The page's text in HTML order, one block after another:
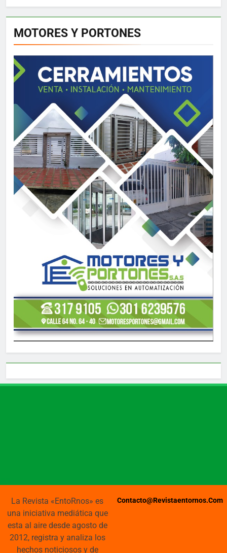
MOTORES Y PORTONES
La Revista «EntoRnos» es
una iniciativa mediática que
esta al aire desde agosto de
2012, registra y analiza los
hechos noticiosos y de
Contacto@revistaentornos.com